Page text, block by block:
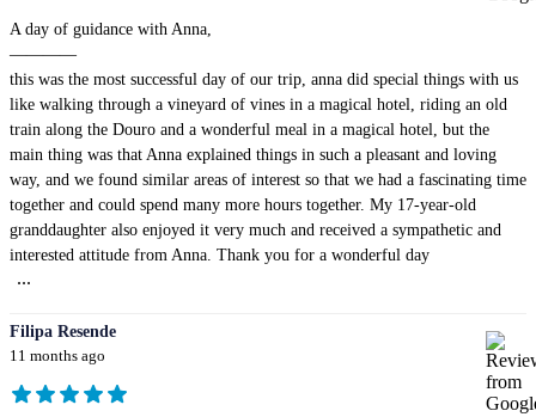
A day of guidance with Anna,
————
this was the most successful day of our trip, anna did special things with us
like walking through a vineyard of vines in a magical hotel, riding an old
train along the Douro and a wonderful meal in a magical hotel, but the
main thing was that Anna explained things in such a pleasant and loving
way, and we found similar areas of interest so that we had a fascinating time
together and could spend many more hours together. My 17-year-old
granddaughter also enjoyed it very much and received a sympathetic and
interested attitude from Anna. Thank you for a wonderful day
...
Filipa Resende
11 months ago